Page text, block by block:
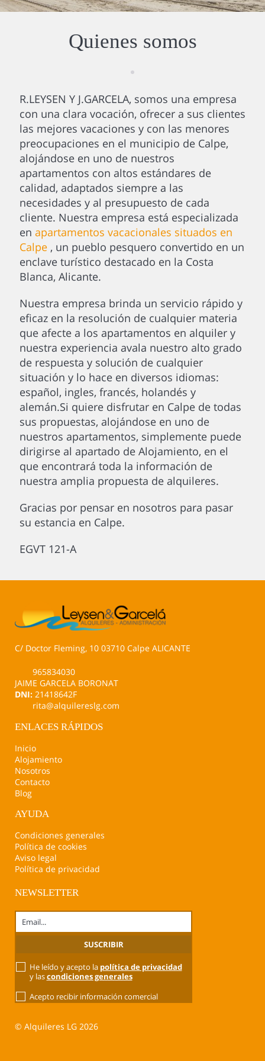
Quienes somos
R.LEYSEN Y J.GARCELA, somos una empresa
con una clara vocación, ofrecer a sus clientes
las mejores vacaciones y con las menores
preocupaciones en el municipio de Calpe,
alojándose en uno de nuestros
apartamentos con altos estándares de
calidad, adaptados siempre a las
necesidades y al presupuesto de cada
cliente. Nuestra empresa está especializada
en apartamentos vacacionales situados en
Calpe, un pueblo pesquero convertido en un
enclave turístico destacado en la Costa
Blanca, Alicante.
Nuestra empresa brinda un servicio rápido y
eficaz en la resolución de cualquier materia
que afecte a los apartamentos en alquiler y
nuestra experiencia avala nuestro alto grado
de respuesta y solución de cualquier
situación y lo hace en diversos idiomas:
español, ingles, francés, holandés y
alemán.Si quiere disfrutar en Calpe de todas
sus propuestas, alojándose en uno de
nuestros apartamentos, simplemente puede
dirigirse al apartado de Alojamiento, en el
que encontrará toda la información de
nuestra amplia propuesta de alquileres.
Gracias por pensar en nosotros para pasar
su estancia en Calpe.
EGVT 121-A
C/ Doctor Fleming, 10 03710 Calpe ALICANTE
965834030
JAIME GARCELA BORONAT
DNI: 21418642F
rita@alquilereslg.com
ENLACES RÁPIDOS
Inicio
Alojamiento
Nosotros
Contacto
Blog
AYUDA
Condiciones generales
Política de cookies
Aviso legal
Política de privacidad
NEWSLETTER
He leído y acepto la política de privacidad
y lascondiciones generales
Acepto recibir información comercial
© Alquileres LG 2026